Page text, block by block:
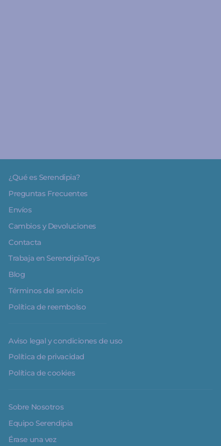
¿Qué es Serendipia?
Preguntas Frecuentes
Envíos
Cambios y Devoluciones
Contacta
Trabaja en SerendipiaToys
Blog
Términos del servicio
Política de reembolso
Aviso legal y condiciones de uso
Política de privacidad
Política de cookies
Sobre Nosotros
Equipo Serendipia
Érase una vez